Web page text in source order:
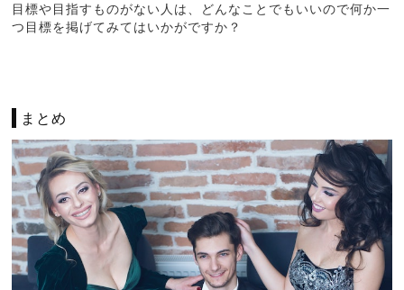
目標や目指すものがない人は、どんなことでもいいので何か一
つ目標を掲げてみてはいかがですか？
まとめ